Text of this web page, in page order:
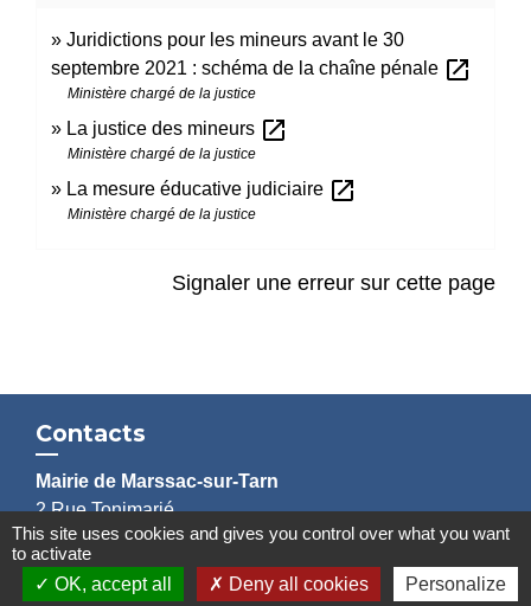
Juridictions pour les mineurs avant le 30
septembre 2021 : schéma de la chaîne pénale open_in_new
Ministère chargé de la justice
La justice des mineurs open_in_new
Ministère chargé de la justice
La mesure éducative judiciaire open_in_new
Ministère chargé de la justice
Signaler une erreur sur cette page
Contacts
Mairie de Marssac-sur-Tarn
2 Rue Tonimarié
81150 Marssac-sur-Tarn - FRANCE
+33 5 63 55 40 47
accueil@marssac-sur-tarn.fr
This site uses cookies and gives you control over what you want
to activate
OK, accept all
Deny all cookies Personalize